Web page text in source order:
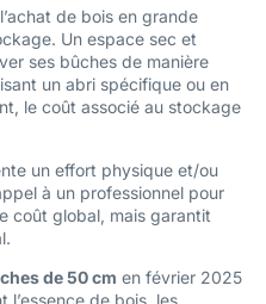
de bois en grande
Un espace sec et
ses bûches de manière
un abri spécifique ou en
le coût associé au stockage
un effort physique et/ou
à un professionnel pour
coût global, mais garantit
de 50 cm en février 2025